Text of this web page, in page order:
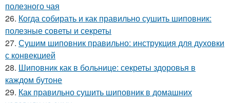
полезного чая
26. Когда собирать и как правильно сушить шиповник:
полезные советы и секреты
27. Сушим шиповник правильно: инструкция для духовки
с конвекцией
28. Шиповник как в больнице: секреты здоровья в
каждом бутоне
29. Как правильно сушить шиповник в домашних